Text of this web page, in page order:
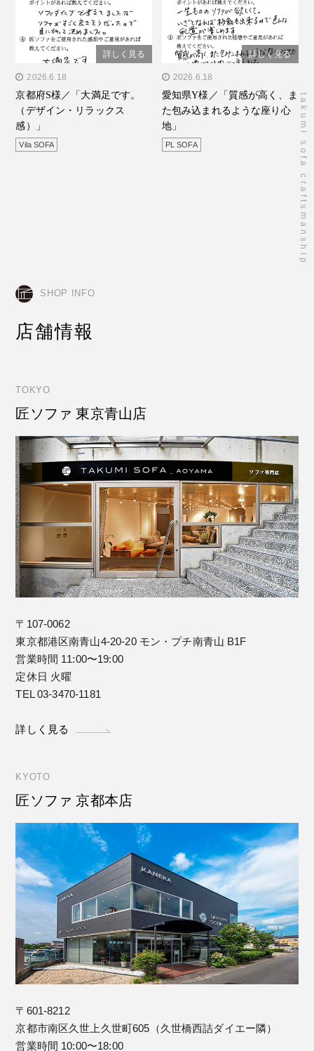
takumi sofa craftsmanship
" alt="京都府S様／「大満
足です。（デザイン・リラ
ックス感）」"/>
詳しく見る
2026.6.18
京都府S様／「大満足です。
（デザイン・リラックス
感）」
Vila SOFA
" alt="愛知県Y様／「質感
が高く、また包み込まれる
ような座り心地」"/>
詳しく見る
2026.6.18
愛知県Y様／「質感が高く、ま
た包み込まれるような座り心
地」
PL SOFA
SHOP INFO
店舗情報
TOKYO
匠ソファ 東京青山店
〒107-0062
東京都港区南青山4-20-20 モン・プチ南青山 B1F
営業時間 11:00〜19:00
定休日 火曜
TEL 03-3470-1181
詳しく見る
KYOTO
匠ソファ 京都本店
〒601-8212
京都市南区久世上久世町605（久世橋西詰ダイエー隣）
営業時間 10:00〜18:00